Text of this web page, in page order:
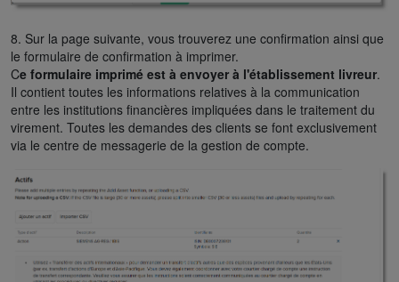
8. Sur la page suivante, vous trouverez une confirmation ainsi que
le formulaire de confirmation à imprimer.
Ce formulaire imprimé est à envoyer à l'établissement livreur.
Il contient toutes les informations relatives à la communication
entre les institutions financières impliquées dans le traitement du
virement. Toutes les demandes des clients se font exclusivement
via le centre de messagerie de la gestion de compte.